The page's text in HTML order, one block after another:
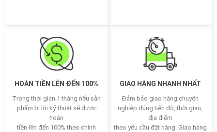
HOÀN TIỀN LÊN ĐẾN 100%
Trong thời gian 1 tháng nếu sản
phẩm bị lỗi kỹ thuật sẽ được
hoàn
tiền lên đến 100% theo chính
GIAO HÀNG NHANH NHẤT
Đảm bảo giao hàng chuyên
nghiệp đúng tiến độ, thời gian,
địa điểm
theo yêu cầu đặt hàng. Giao hàng